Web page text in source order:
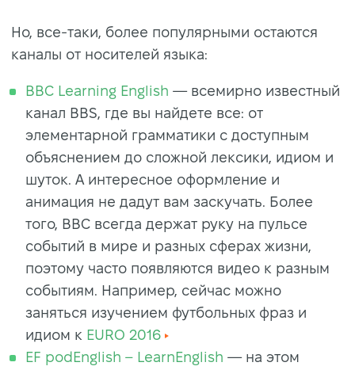
Но, все-таки, более популярными остаются
каналы от носителей языка:
BBC Learning English — всемирно известный
канал BBS, где вы найдете все: от
элементарной грамматики с доступным
объяснением до сложной лексики, идиом и
шуток. А интересное оформление и
анимация не дадут вам заскучать. Более
того, BBC всегда держат руку на пульсе
событий в мире и разных сферах жизни,
поэтому часто появляются видео к разным
событиям. Например, сейчас можно
заняться изучением футбольных фраз и
идиом к EURO 2016
EF podEnglish – LearnEnglish — на этом